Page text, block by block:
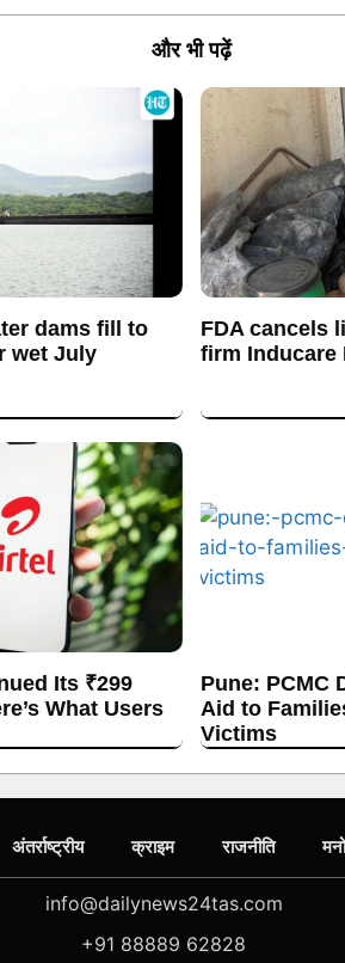
और भी पढ़ें
dams fill to
wet July
FDA cancels
firm Inducare
Its ₹299
What Users
Pune: PCMC
Aid to
Victims
अंतर्राष्ट्रीय क्राइम राजनीति
info@dailynews24tas.com
+91 88889 62828